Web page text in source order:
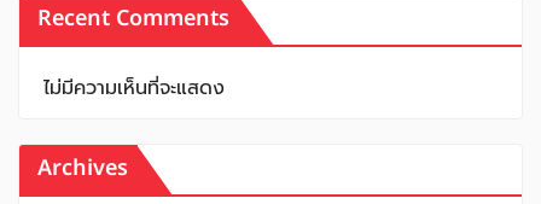
Recent Comments
ไม่มีความเห็นที่จะแสดง
Archives